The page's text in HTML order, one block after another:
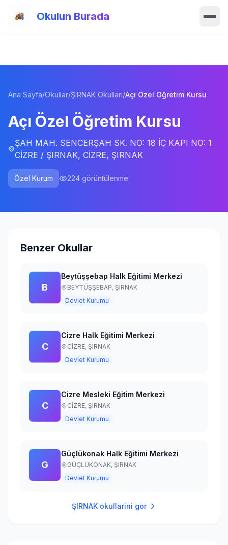
Okulun Burada
Okullar
Haberler
Blog
Hakkımızda
Ana Sayfa/Okullar/ŞIRNAK Okulları/Açı Özel Öğretim Kursu
Açı Özel Öğretim Kursu
ŞAH MAH. SENCERŞAH SK. NO: 18 İÇ KAPI NO: 1
CİZRE / ŞIRNAK, CİZRE, ŞIRNAK
Özel Kurum 224 görüntülenme
Benzer Okullar
B
Beytüşşebap Halk Eğitimi Merkezi
BEYTÜŞŞEBAP, ŞIRNAK
Devlet Kurumu
C
Cizre Halk Eğitimi Merkezi
CİZRE, ŞIRNAK
Devlet Kurumu
C
Cizre Mesleki Eğitim Merkezi
CİZRE, ŞIRNAK
Devlet Kurumu
G
Güçlükonak Halk Eğitimi Merkezi
GÜÇLÜKONAK, ŞIRNAK
Devlet Kurumu
ŞIRNAKokullarini gor